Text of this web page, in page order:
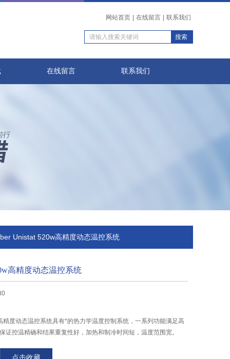
网站首页 在线留言 联系我们
在线留言 联系我们
Unistat 520w高精度动态温控系统
高精度动态温控系统
精度动态温控系统具有*的热力学温度控制系统，一系列功能满足高
证控温精确和结果重复性好，加热和制冷时间短，温度范围宽。